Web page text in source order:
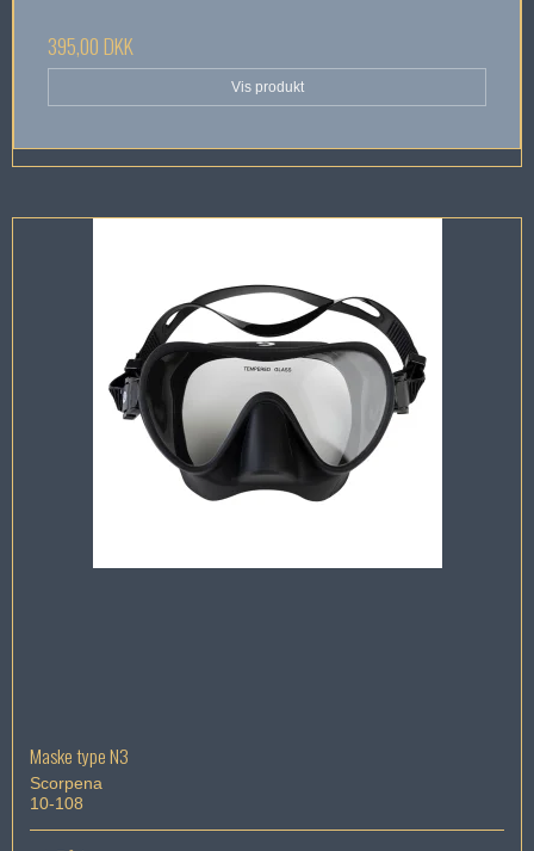
395,00 DKK
Vis produkt
Maske type N3
Scorpena
10-108